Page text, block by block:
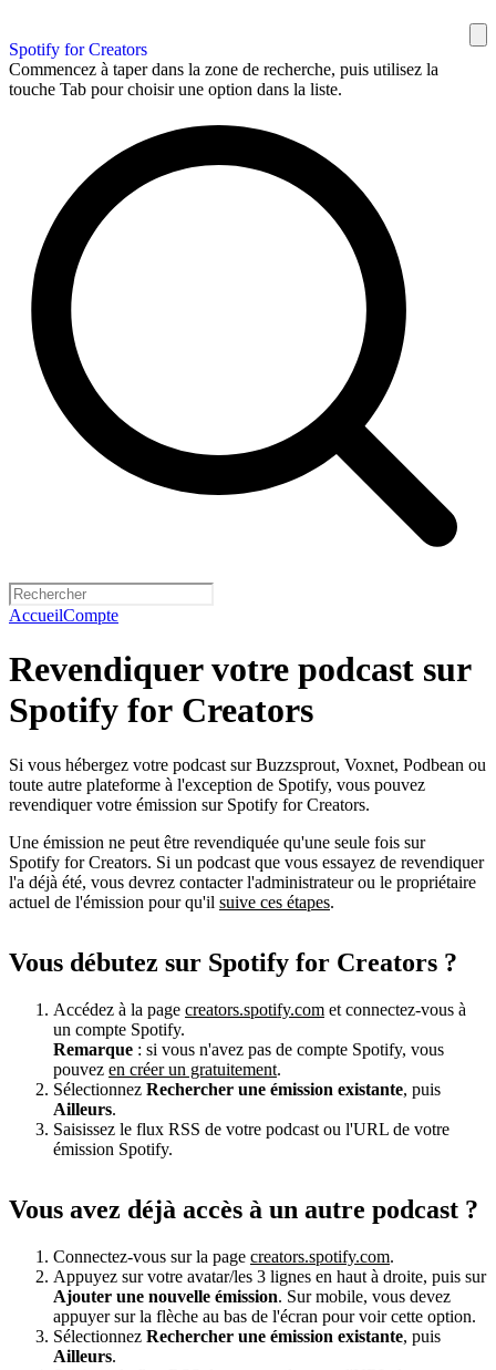
Spotify for Creators
Commencez à taper dans la zone de recherche, puis utilisez la
touche Tab pour choisir une option dans la liste.
AccueilCompte
Revendiquer votre podcast sur
Spotify for Creators
Si vous hébergez votre podcast sur Buzzsprout, Voxnet, Podbean ou
toute autre plateforme à l'exception de Spotify, vous pouvez
revendiquer votre émission sur Spotify for Creators.
Une émission ne peut être revendiquée qu'une seule fois sur
Spotify for Creators. Si un podcast que vous essayez de revendiquer
l'a déjà été, vous devrez contacter l'administrateur ou le propriétaire
actuel de l'émission pour qu'il suive ces étapes.
Vous débutez sur Spotify for Creators ?
Accédez à la page creators.spotify.com et connectez-vous à
un compte Spotify.
Remarque : si vous n'avez pas de compte Spotify, vous
pouvez en créer un gratuitement.
Sélectionnez Rechercher une émission existante, puis
Ailleurs.
Saisissez le flux RSS de votre podcast ou l'URL de votre
émission Spotify.
Vous avez déjà accès à un autre podcast ?
Connectez-vous sur la page creators.spotify.com.
Appuyez sur votre avatar/les 3 lignes en haut à droite, puis sur
Ajouter une nouvelle émission. Sur mobile, vous devez
appuyer sur la flèche au bas de l'écran pour voir cette option.
Sélectionnez Rechercher une émission existante, puis
Ailleurs.